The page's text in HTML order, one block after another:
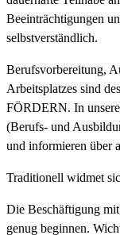
Beeinträchtigungen
selbstverständlich.
Berufsvorbereitung,
Arbeitsplatzes sind
FÖRDERN. In
(Berufs- und
und informieren über
Traditionell widmet
Die Beschäftigung
genug beginnen.